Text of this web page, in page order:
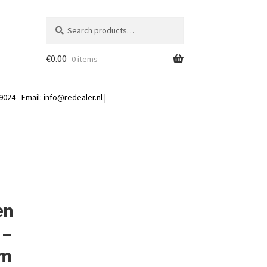
for:
€0.00 0 items
- Email: info@redealer.nl|